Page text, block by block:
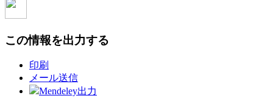
この情報を出力する
印刷
メール送信
Mendeley出力